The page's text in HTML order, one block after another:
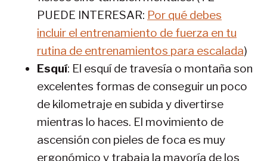
PUEDE INTERESAR: Por qué debes
incluir el entrenamiento de fuerza en tu
rutina de entrenamientos para escalada)
Esquí: El esquí de travesía o montaña son
excelentes formas de conseguir un poco
de kilometraje en subida y divertirse
mientras lo haces. El movimiento de
ascensión con pieles de foca es muy
ergonómico y trabaja la mayoría de los